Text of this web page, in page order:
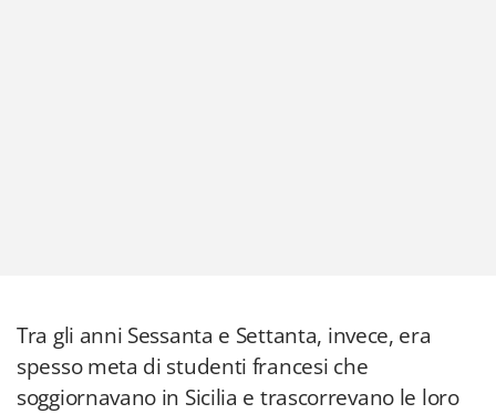
Tra gli anni Sessanta e Settanta, invece, era
spesso meta di studenti francesi che
soggiornavano in Sicilia e trascorrevano le loro